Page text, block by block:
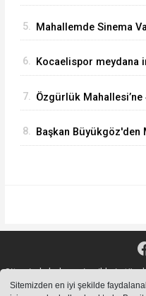
Sitemizden en iyi şekilde
5. Mahallemde Sinema
6. Kocaelispor meydana
7. Özgürlük
8. Başkan
Sitemizde bulunan içeriklerin tüm
kullanılamaz. Copyright 2020©